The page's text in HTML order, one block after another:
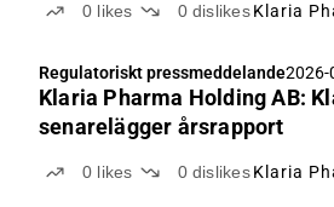
0 likes 0 dislikes Klaria
Regulatoriskt pressmeddelande2026-
Klaria Pharma Holding AB:
senarelägger årsrapport
0 likes 0 dislikes Klaria